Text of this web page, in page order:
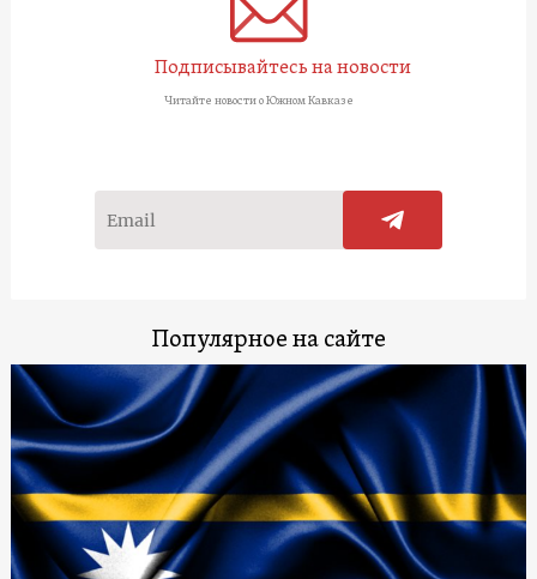
Подписывайтесь на новости
Читайте новости о Южном Кавказе
Популярное на сайте